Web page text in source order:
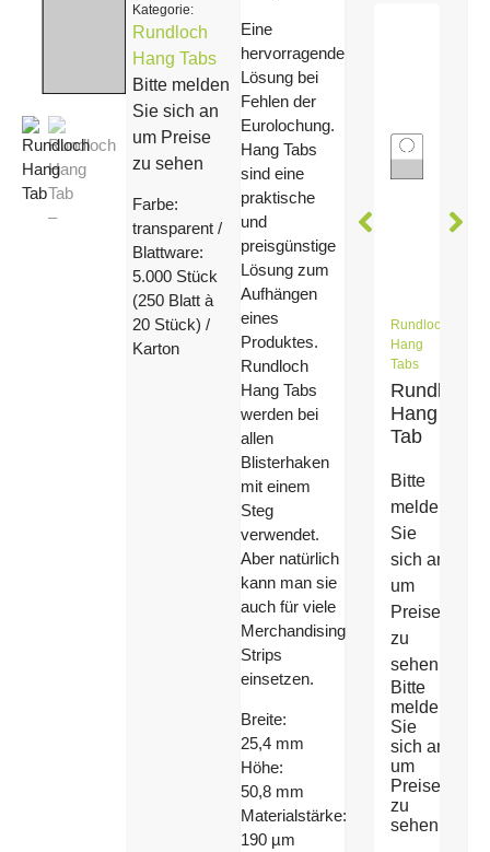
Kategorie:
Rundloch
Hang Tabs
Bitte melden
Sie sich an
um Preise
zu sehen
Farbe:
transparent /
Blattware:
5.000 Stück
(250 Blatt à
20 Stück) /
Karton
Eine
hervorragende
Lösung bei
Fehlen der
Eurolochung.
Hang Tabs
sind eine
praktische
und
preisgünstige
Lösung zum
Aufhängen
eines
Produktes.
Rundloch
Hang Tabs
werden bei
allen
Blisterhaken
mit einem
Steg
verwendet.
Aber natürlich
kann man sie
auch für viele
Merchandising
Strips
einsetzen.
Breite:
25,4 mm
Höhe:
50,8 mm
Materialstärke:
190 µm
Rundloch
Hang
Tabs
Rundloch
Hang
Tab
Bitte
melden
Sie
sich an
um
Preise
zu
sehen
Bitte
melden
Sie
sich an
um
Preise
zu
sehen